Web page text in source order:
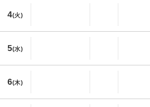
4(火)
5(水)
6(木)